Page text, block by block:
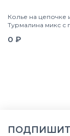
Колье на цепочке
Турмалина микс с
0 ₽